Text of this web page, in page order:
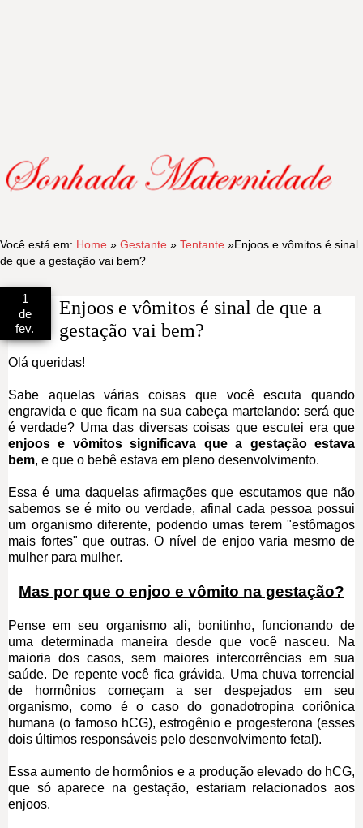
Você está em: Home » Gestante » Tentante »Enjoos e vômitos é sinal
de que a gestação vai bem?
1
de
fev.
Enjoos e vômitos é sinal de que a
gestação vai bem?
Olá queridas!
Sabe aquelas várias coisas que você escuta quando
engravida e que ficam na sua cabeça martelando: será que
é verdade? Uma das diversas coisas que escutei era que
enjoos e vômitos significava que a gestação estava
bem, e que o bebê estava em pleno desenvolvimento.
Essa é uma daquelas afirmações que escutamos que não
sabemos se é mito ou verdade, afinal cada pessoa possui
um organismo diferente, podendo umas terem "estômagos
mais fortes" que outras. O nível de enjoo varia mesmo de
mulher para mulher.
Mas por que o enjoo e vômito na gestação?
Pense em seu organismo ali, bonitinho, funcionando de
uma determinada maneira desde que você nasceu. Na
maioria dos casos, sem maiores intercorrências em sua
saúde. De repente você fica grávida. Uma chuva torrencial
de hormônios começam a ser despejados em seu
organismo, como é o caso do gonadotropina coriônica
humana (o famoso hCG), estrogênio e progesterona (esses
dois últimos responsáveis pelo desenvolvimento fetal).
Essa aumento de hormônios e a produção elevado do hCG,
que só aparece na gestação, estariam relacionados aos
enjoos.